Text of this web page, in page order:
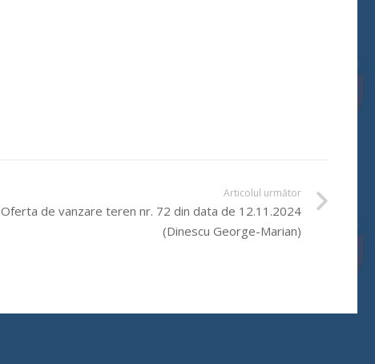
Articolul următor
Oferta de vanzare teren nr. 72 din data de 12.11.2024
(Dinescu George-Marian)